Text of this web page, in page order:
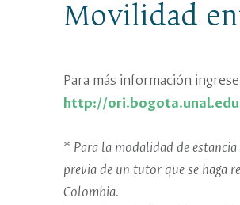
Movilidad
Para más información ingrese
http://
* Para la modalidad de
previa de un tutor que se haga
Colombia.